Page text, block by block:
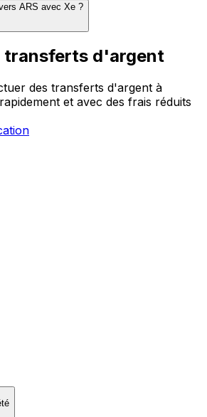
ARS avec Xe ?
transferts d'argent
des transferts d'argent à
et avec des frais réduits